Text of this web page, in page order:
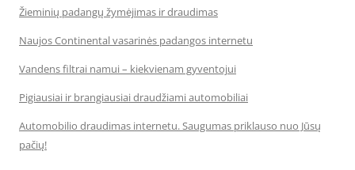
Žieminių padangų žymėjimas ir draudimas
Naujos Continental vasarinės padangos internetu
Vandens filtrai namui – kiekvienam gyventojui
Pigiausiai ir brangiausiai draudžiami automobiliai
Automobilio draudimas internetu. Saugumas priklauso nuo Jūsų
pačių!